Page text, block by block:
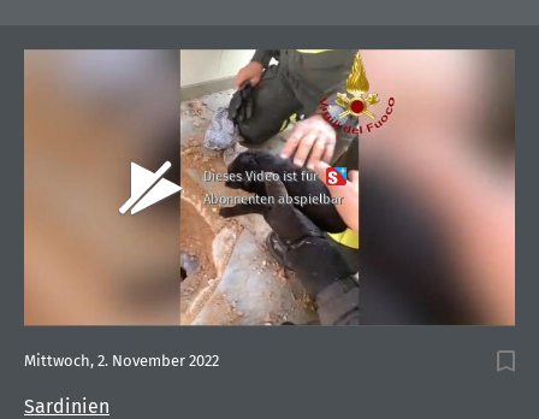
Dieses Video ist für
Abonnenten abspielbar
Sardinien
Mittwoch, 2. November 2022